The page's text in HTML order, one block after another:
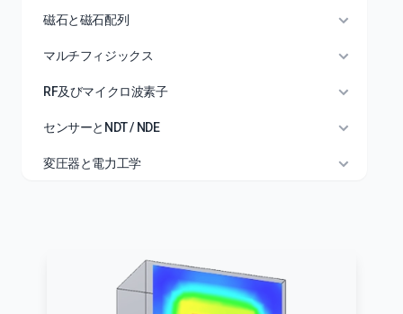
磁石と磁石配列
マルチフィジックス
RF及びマイクロ波素子
センサーとNDT / NDE
変圧器と電力工学